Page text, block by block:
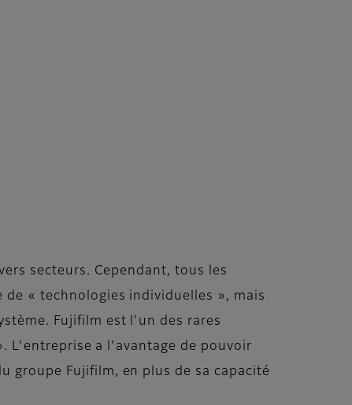
secteurs. Cependant, tous les
de « technologies individuelles », mais
Fujifilm est l'un des rares
L'entreprise a l'avantage de pouvoir
groupe Fujifilm, en plus de sa capacité